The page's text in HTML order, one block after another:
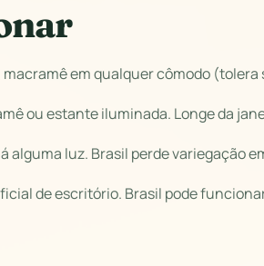
em qualquer cômodo (tolera
ou estante iluminada. Longe da
alguma luz. Brasil perde variegação
de escritório. Brasil pode